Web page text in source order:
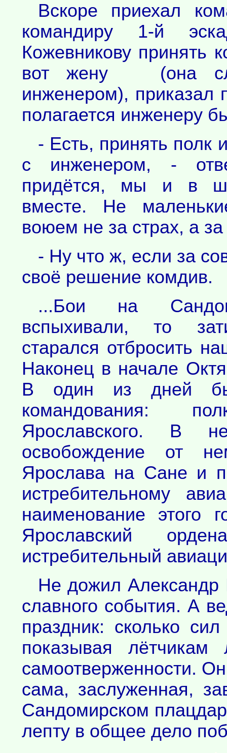
Вскоре приехал
командиру 1-й
Кожевникову принять
вот жену (она
инженером), приказал
полагается инженеру
- Есть, принять полк
с инженером, -
придётся, мы и в
вместе. Не
воюем не за страх, а за
- Ну что ж, если за
своё решение комдив.
...Бои на
вспыхивали, то
старался отбросить
Наконец в начале
В один из дней
командования:
Ярославского. В
освобождение от
Ярослава на Сане и
истребительному
наименование этого
Ярославский
истребительный
Не дожил Александр
славного события. А
праздник: сколько
показывая лётчикам
самоотверженности.
сама, заслуженная,
Сандомирском
лепту в общее дело